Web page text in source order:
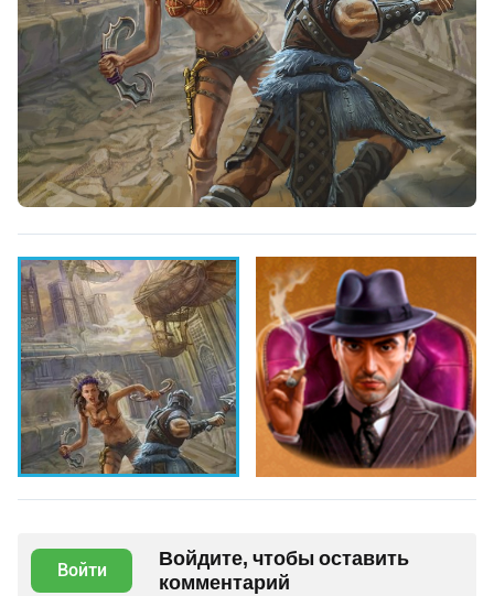
Войти
Войдите, чтобы оставить
комментарий